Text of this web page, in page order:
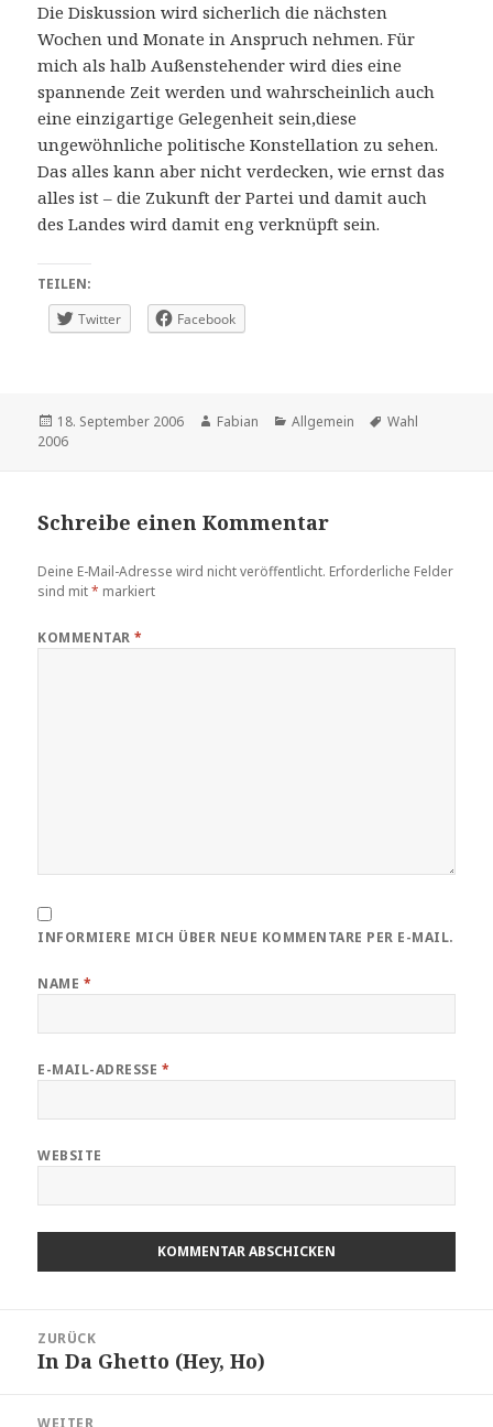
Die Diskussion wird sicherlich die nächsten
Wochen und Monate in Anspruch nehmen. Für
mich als halb Außenstehender wird dies eine
spannende Zeit werden und wahrscheinlich auch
eine einzigartige Gelegenheit sein,diese
ungewöhnliche politische Konstellation zu sehen.
Das alles kann aber nicht verdecken, wie ernst das
alles ist – die Zukunft der Partei und damit auch
des Landes wird damit eng verknüpft sein.
TEILEN:
Twitter
Facebook
Veröffentlicht
am
18. September 2006 Autor
Fabian Kategorien
Allgemein Schlagwörter
Wahl
2006
Schreibe einen Kommentar
Deine E-Mail-Adresse wird nicht veröffentlicht. Erforderliche Felder
sind mit* markiert
KOMMENTAR*
INFORMIERE MICH ÜBER NEUE KOMMENTARE PER E-MAIL.
NAME *
E-MAIL-ADRESSE *
WEBSITE
ZURÜCK
Vorheriger
In Da Ghetto (Hey, Ho)
WEITER